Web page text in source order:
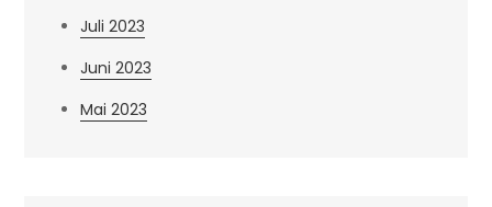
Juli 2023
Juni 2023
Mai 2023